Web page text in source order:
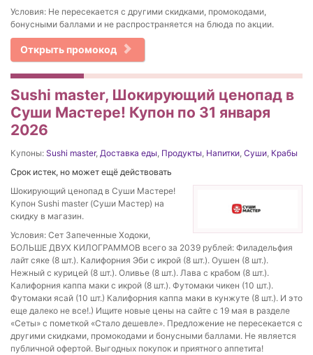
Условия: Не пересекается с другими скидками, промокодами,
бонусными баллами и не распространяется на блюда по акции.
Открыть промокод
Sushi master, Шокирующий ценопад в
Суши Мастере! Купон по 31 января
2026
Купоны: Sushi master, Доставка еды, Продукты, Напитки, Суши, Крабы
Срок истек, но может ещё действовать
Шокирующий ценопад в Суши Мастере!
Купон Sushi master (Суши Мастер) на
скидку в магазин.
Условия: Сет Запеченные Ходоки,
БОЛЬШЕ ДВУХ КИЛОГРАММОВ всего за 2039 рублей: Филадельфия
лайт сяке (8 шт.). Калифорния Эби с икрой (8 шт.). Оушен (8 шт.).
Нежный с курицей (8 шт.). Оливье (8 шт.). Лава с крабом (8 шт.).
Калифорния каппа маки с икрой (8 шт.). Футомаки чикен (10 шт.).
Футомаки ясай (10 шт.) Калифорния каппа маки в кунжуте (8 шт.). И это
еще далеко не все!.) Ищите новые цены на сайте с 19 мая в разделе
«Сеты» с пометкой «Стало дешевле». Предложение не пересекается с
другими скидками, промокодами и бонусными баллами. Не является
публичной офертой. Выгодных покупок и приятного аппетита!